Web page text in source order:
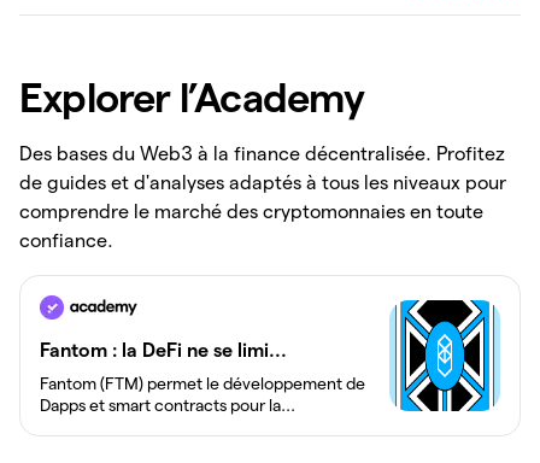
Explorer l’Academy
Des bases du Web3 à la finance décentralisée. Profitez
de guides et d'analyses adaptés à tous les niveaux pour
comprendre le marché des cryptomonnaies en toute
confiance.
Fantom : la DeFi ne se limi...
Fantom (FTM) permet le développement de
Dapps et smart contracts pour la...